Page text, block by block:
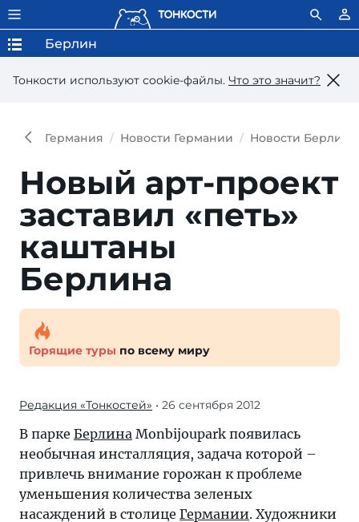
Тонкости используют сookie-файлы. Что это значит?
Берлин
Германия Новости Германии Новости Берлина
Новый арт-проект
заставил «петь»
каштаны
Берлина
Горящие туры по всему миру
Редакция «Тонкостей» • 26 сентября 2012
В парке Берлина Monbijoupark появилась
необычная инсталляция, задача которой –
привлечь внимание горожан к проблеме
уменьшения количества зеленых
насаждений в столице Германии. Художники